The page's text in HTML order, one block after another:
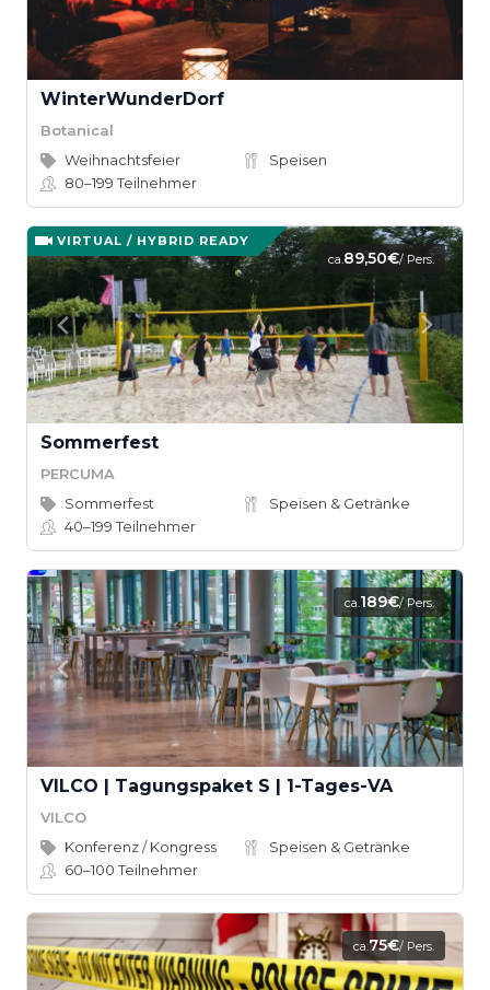
WinterWunderDorf
Botanical
Weihnachtsfeier
Speisen
80–199Teilnehmer
VIRTUAL / HYBRID READY
ca.89,50€/ Pers.
Sommerfest
PERCUMA
Sommerfest
Speisen & Getränke
40–199Teilnehmer
ca.189€/ Pers.
VILCO | Tagungspaket S | 1-Tages-VA
VILCO
Konferenz / Kongress
Speisen & Getränke
60–100Teilnehmer
ca.75€/ Pers.